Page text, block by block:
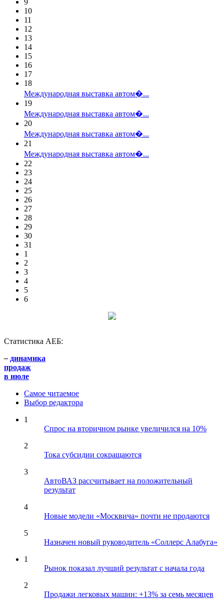
10
11
12
13
14
15
16
17
18
Международная выставка автом�...
19
Международная выставка автом�...
20
Международная выставка автом�...
21
Международная выставка автом�...
22
23
24
25
26
27
28
29
30
31
1
2
3
4
5
6
Статистика АЕБ:
– динамика
продаж
в июле
Самое читаемое
Выбор редактора
1
Спрос на вторичном рынке увеличился на 10%
2
Тока субсидии сокращаются
3
АвтоВАЗ рассчитывает на положительный
результат
4
Новые модели «Москвича» почти не продаются
5
Назначен новый руководитель «Соллерс Алабуга»
1
Рынок показал лучший результат с начала года
2
Продажи легковых машин: +13% за семь месяцев